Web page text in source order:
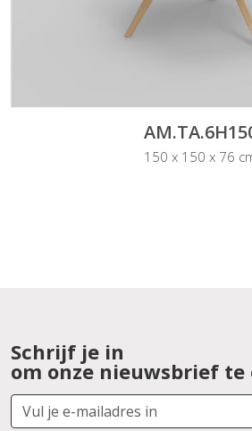
150 x 150 x 76
Schrijf je in
om onze nieuwsbrief